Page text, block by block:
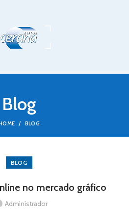
Blog
BLOG
BLOG
no mercado gráfico
Administrador